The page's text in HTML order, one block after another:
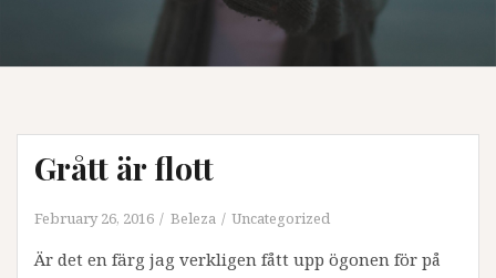
Grått är flott
February 26, 2016 Beleza Uncategorized
Är det en färg jag verkligen fått upp ögonen för på